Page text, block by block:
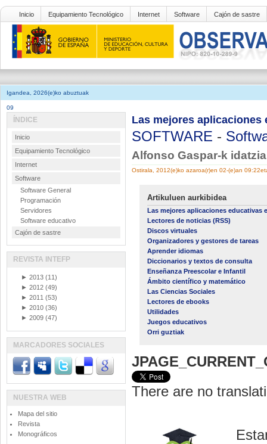
Inicio Equipamiento Tecnológico Internet Software Cajón de sastre
Igandea, 2026(e)ko abuztuak
09
Las mejores aplicaciones
SOFTWARE -
Alfonso Gaspar-k
Ostirala, 2012(e)ko azaroa(r)en 02-(e)an
Artikuluen aurkibidea
Las mejores aplicaciones educativas
Lectores de noticias (RSS)
Discos virtuales
Organizadores y gestores de tareas
Aprender idiomas
Diccionarios y textos de consulta
Enseñanza Preescolar e Infantil
Ámbito científico y matemático
Las Ciencias Sociales
Lectores de ebooks
Utilidades
Juegos educativos
Orri guztiak
There are no
ÍNDICE
Inicio
Equipamiento Tecnológico
Internet
Software
Software General
Programación
Servidores
Software educativo
Cajón de sastre
REVISTA INTEFP
► 2013 (11)
► 2012 (49)
► 2011 (53)
► 2010 (36)
► 2009 (47)
MARCADORES SOCIALES
NUESTRA WEB
Mapa del sitio
Revista
Monográficos